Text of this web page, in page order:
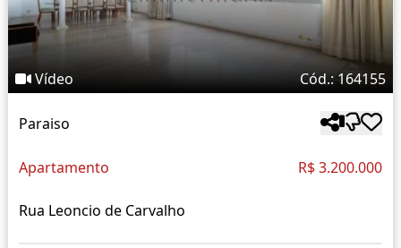
Vídeo Cód.: 164155
Paraiso
Apartamento R$ 3.200.000
Rua Leoncio de Carvalho